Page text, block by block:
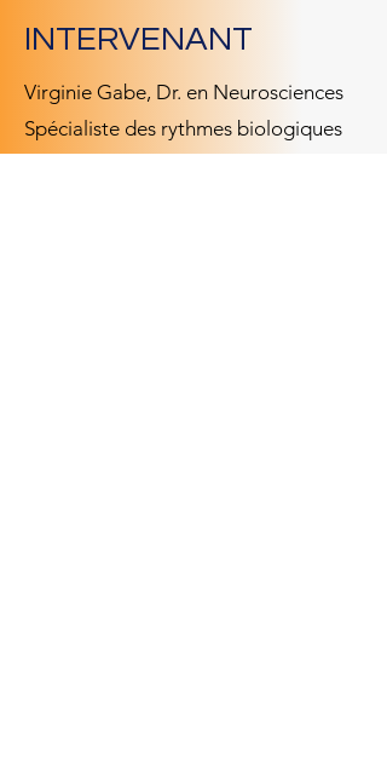
INTERVENANT
Virginie Gabe, Dr. en Neurosciences
Spécialiste des rythmes biologiques